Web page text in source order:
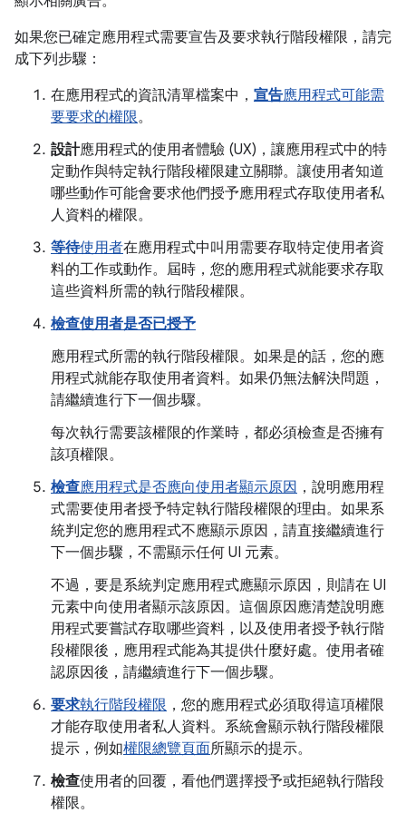
如果您已確定應用程式需要宣告及要求執行階段權限，請完
成下列步驟：
在應用程式的資訊清單檔案中， 宣告應用程式可能需
要要求的權限。
設計應用程式的使用者體驗 (UX)，讓應用程式中的特
定動作與特定執行階段權限建立關聯。讓使用者知道
哪些動作可能會要求他們授予應用程式存取使用者私
人資料的權限。
等待使用者在應用程式中叫用需要存取特定使用者資
料的工作或動作。屆時，您的應用程式就能要求存取
這些資料所需的執行階段權限。
檢查使用者是否已授予
應用程式所需的執行階段權限。如果是的話，您的應
用程式就能存取使用者資料。如果仍無法解決問題，
請繼續進行下一個步驟。
每次執行需要該權限的作業時，都必須檢查是否擁有
該項權限。
檢查應用程式是否應向使用者顯示原因 ，說明應用程
式需要使用者授予特定執行階段權限的理由。如果系
統判定您的應用程式不應顯示原因，請直接繼續進行
下一個步驟，不需顯示任何 UI 元素。
不過，要是系統判定應用程式應顯示原因，則請在 UI
元素中向使用者顯示該原因。這個原因應清楚說明應
用程式要嘗試存取哪些資料，以及使用者授予執行階
段權限後，應用程式能為其提供什麼好處。使用者確
認原因後，請繼續進行下一個步驟。
要求執行階段權限 ，您的應用程式必須取得這項權限
才能存取使用者私人資料。系統會顯示執行階段權限
提示，例如權限總覽頁面所顯示的提示。
檢查使用者的回覆，看他們選擇授予或拒絕執行階段
權限。